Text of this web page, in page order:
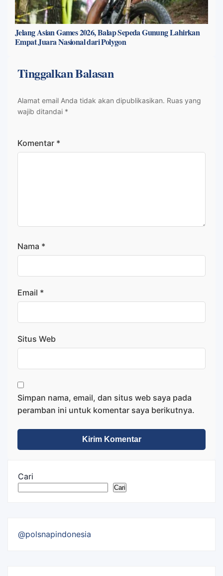
Jelang Asian Games 2026, Balap Sepeda Gunung Lahirkan
Empat Juara Nasional dari Polygon
Tinggalkan Balasan
Alamat email Anda tidak akan dipublikasikan. Ruas yang
wajib ditandai *
Komentar *
Nama *
Email *
Situs Web
Simpan nama, email, dan situs web saya pada
peramban ini untuk komentar saya berikutnya.
Cari
Cari
@polsnapindonesia